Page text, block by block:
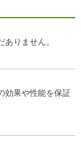
りません。
効果や性能を保証